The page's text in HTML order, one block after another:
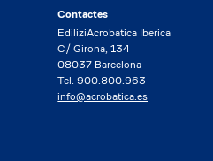
Contactes
EdiliziAcrobatica Iberica
C/ Girona, 134
08037 Barcelona
Tel. 900.800.963
info@acrobatica.es